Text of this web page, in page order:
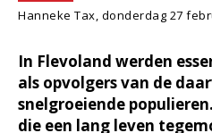
Hanneke Tax, donderdag 27
In Flevoland werden
als opvolgers van de
snelgroeiende
die een lang leven